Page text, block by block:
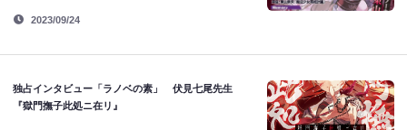
2023/09/24
独占インタビュー「ラノベの素」 伏見七尾先生
『獄門撫子此処ニ在リ』